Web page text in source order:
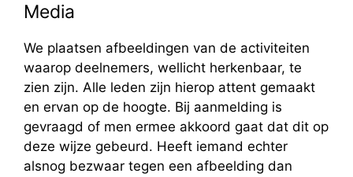
Media
We plaatsen afbeeldingen van de activiteiten
waarop deelnemers, wellicht herkenbaar, te
zien zijn. Alle leden zijn hierop attent gemaakt
en ervan op de hoogte. Bij aanmelding is
gevraagd of men ermee akkoord gaat dat dit op
deze wijze gebeurd. Heeft iemand echter
alsnog bezwaar tegen een afbeelding dan